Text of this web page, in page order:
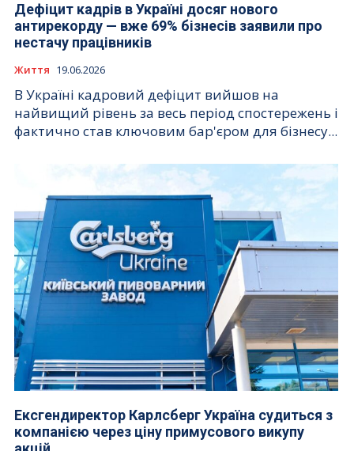
Дефіцит кадрів в Україні досяг нового
антирекорду — вже 69% бізнесів заявили про
нестачу працівників
Життя 19.06.2026
В Україні кадровий дефіцит вийшов на
найвищий рівень за весь період спостережень і
фактично став ключовим бар'єром для бізнесу...
Ексгендиректор Карлсберг Україна судиться з
компанією через ціну примусового викупу